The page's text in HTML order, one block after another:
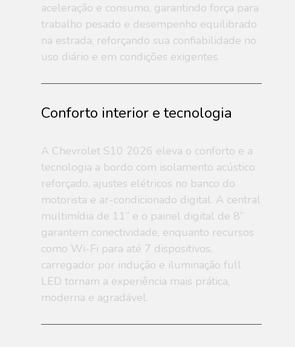
aceleração e consumo, garantindo força para
trabalho pesado e desempenho equilibrado
na estrada, reforçando sua confiabilidade no
uso diário e em condições exigentes.
Conforto interior e tecnologia
A Chevrolet S10 2026 eleva o conforto e a
tecnologia a bordo com isolamento acústico
reforçado, ajustes elétricos no banco do
motorista e ar-condicionado digital. A central
multimídia de 11” e o painel digital de 8”
garantem conectividade, enquanto recursos
como Wi-Fi para até 7 dispositivos,
carregador por indução e iluminação full
LED tornam a experiência mais prática,
moderna e agradável.